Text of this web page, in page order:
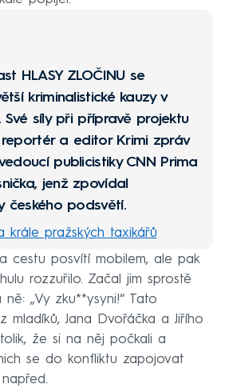
HLASY ZLOČINUse
kriminalistické kauzy v
Své síly při přípravě projektu
a editor Krimi zpráv
publicistiky CNN Prima
jenž zpovídal
českého podsvětí.
krále pražských taxikářů
mámě ze všech nejvíc,
vodku, sváděl to na
Dva policisté zemřeli, vraždil
cestu posvítí mobilem, ale pak
rozzuřilo. Začal jim sprostě
„Vy zku**ysyni!“ Tato
mladíků, Jana Dvořáčka a Jiřího
že si na něj počkali a
se do konfliktu zapojovat